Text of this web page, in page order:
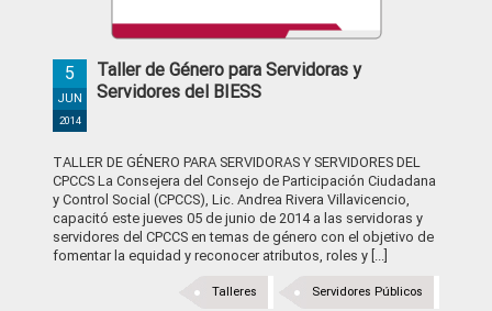
Taller de Género para Servidoras y
Servidores del BIESS
5
JUN
2014
TALLER DE GÉNERO PARA SERVIDORAS Y SERVIDORES DEL
CPCCS La Consejera del Consejo de Participación Ciudadana
y Control Social (CPCCS), Lic. Andrea Rivera Villavicencio,
capacitó este jueves 05 de junio de 2014 a las servidoras y
servidores del CPCCS en temas de género con el objetivo de
fomentar la equidad y reconocer atributos, roles y [...]
Servidores Públicos
Talleres